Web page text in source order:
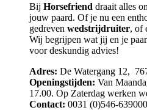
Bij Horsefriend draait alles
jouw paard. Of je nu een
gedreven wedstrijdruiter, of
Wij begrijpen wat jij en je
voor deskundig advies!
Adres: De Watergang 12,
Openingstijden: Van
17.00. Op Zaterdag werken
Contact: 0031 (0)546-639000